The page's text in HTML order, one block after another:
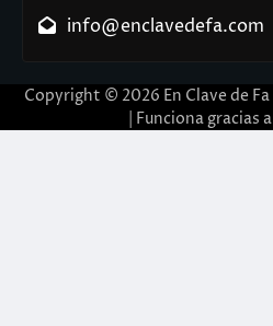
info@enclavedefa.com
Copyright © 2026 En Clave de Fa
| Funciona gracias a